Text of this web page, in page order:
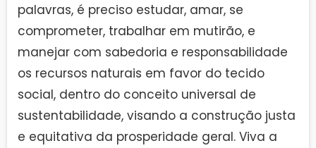
palavras, é preciso estudar, amar, se
comprometer, trabalhar em mutirão, e
manejar com sabedoria e responsabilidade
os recursos naturais em favor do tecido
social, dentro do conceito universal de
sustentabilidade, visando a construção justa
e equitativa da prosperidade geral. Viva a